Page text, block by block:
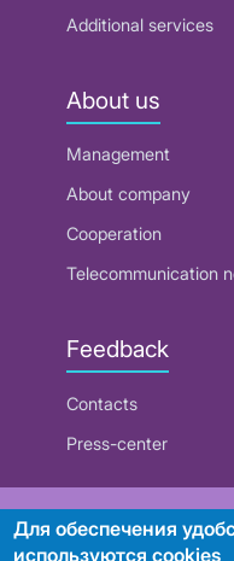
Additional services
About us
Management
About company
Cooperation
Telecommunication
Feedback
Contacts
Press-center
RUE "Beltelecom"
Для обеспечения
используются cookies